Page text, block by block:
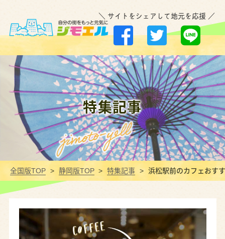
＼ サイトをシェアして地元を応援 ／
特集記事
全国版TOP 静岡版TOP 特集記事 浜松駅前のカフェおす